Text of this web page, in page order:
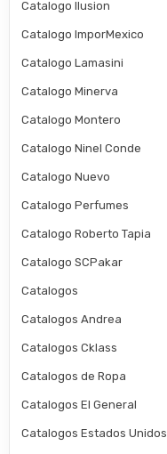
Catalogo Ilusion
Catalogo ImporMexico
Catalogo Lamasini
Catalogo Minerva
Catalogo Montero
Catalogo Ninel Conde
Catalogo Nuevo
Catalogo Perfumes
Catalogo Roberto Tapia
Catalogo SCPakar
Catalogos
Catalogos Andrea
Catalogos Cklass
Catalogos de Ropa
Catalogos El General
Catalogos Estados Unidos